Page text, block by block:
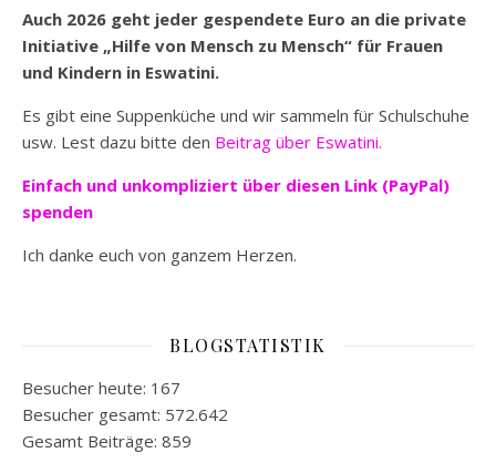
Auch 2026 geht jeder gespendete Euro an die private
Initiative „Hilfe von Mensch zu Mensch“ für Frauen
und Kindern in Eswatini.
Es gibt eine Suppenküche und wir sammeln für Schulschuhe
usw. Lest dazu bitte den Beitrag über Eswatini.
Einfach und unkompliziert über diesen Link (PayPal)
spenden
Ich danke euch von ganzem Herzen.
BLOGSTATISTIK
Besucher heute: 167
Besucher gesamt: 572.642
Gesamt Beiträge: 859